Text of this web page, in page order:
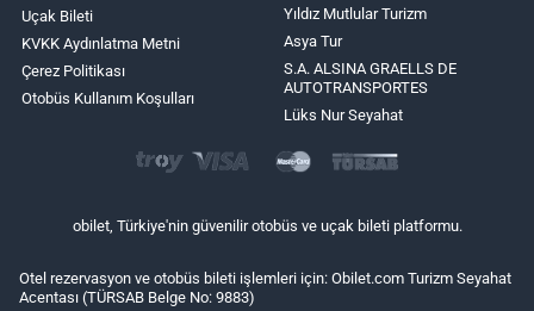
Uçak Bileti
KVKK Aydınlatma Metni
Çerez Politikası
Otobüs Kullanım Koşulları
Yıldız Mutlular Turizm
Asya Tur
S.A. ALSINA GRAELLS DE
AUTOTRANSPORTES
Lüks Nur Seyahat
obilet, Türkiye'nin güvenilir otobüs ve uçak bileti platformu.
Otel rezervasyon ve otobüs bileti işlemleri için: Obilet.com Turizm Seyahat
Acentası (TÜRSAB Belge No: 9883)